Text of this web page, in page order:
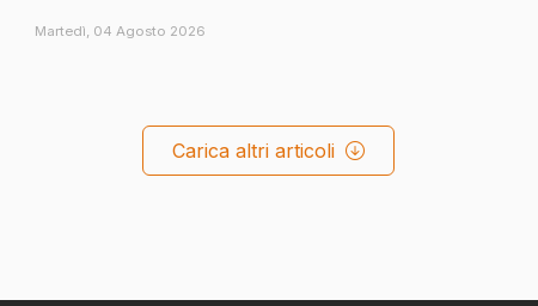
Martedì, 04 Agosto 2026
Carica altri articoli